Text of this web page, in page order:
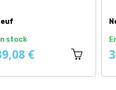
En stock
7,08 €